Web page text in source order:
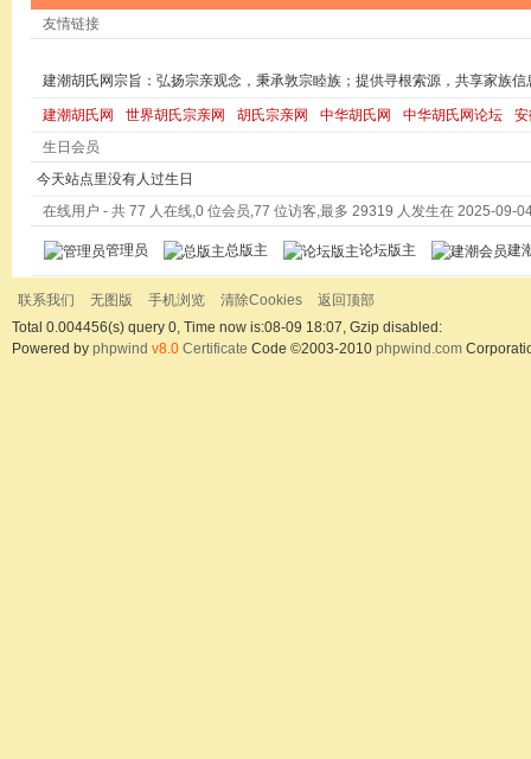
友情链接
建潮胡氏网宗旨：弘扬宗亲观念，秉承敦宗睦族；提供寻根索源，共享家族信
建潮胡氏网 世界胡氏宗亲网 胡氏宗亲网 中华胡氏网 中华胡氏网论坛
生日会员
今天站点里没有人过生日
在线用户 - 共 77 人在线,0 位会员,77 位访客,最多 29319 人发生在 2025-09-
管理员 总版主 论坛版主 建
联系我们 无图版 手机浏览 清除Cookies
返回顶部
Total 0.004456(s) query 0, Time now is:08-09 18:07, Gzip disabled:
Powered by phpwind v8.0 Certificate Code ©2003-2010 phpwind.com